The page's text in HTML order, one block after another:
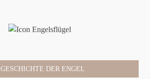
GESCHICHTE DER ENGEL